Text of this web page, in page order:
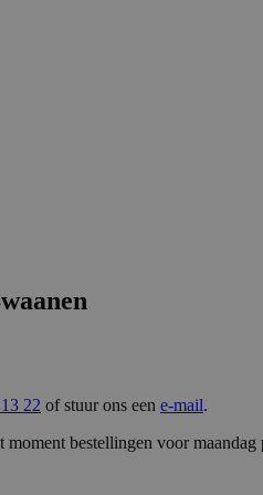
22 of stuur ons een e-mail.
bestellingen voor maandag